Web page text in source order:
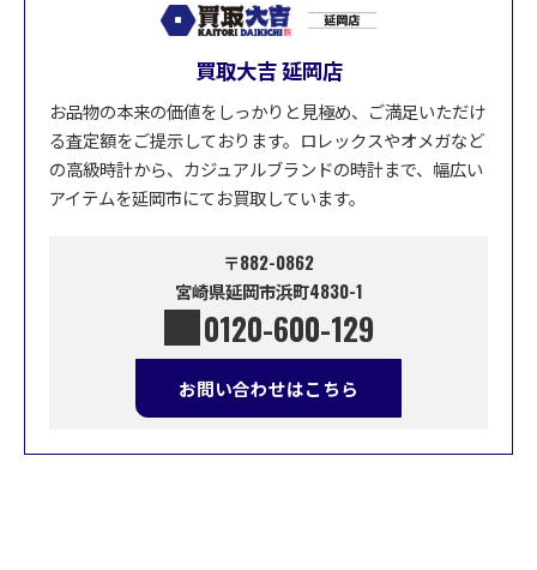
買取大吉 延岡店
お品物の本来の価値をしっかりと見極め、ご満足いただけ
る査定額をご提示しております。ロレックスやオメガなど
の高級時計から、カジュアルブランドの時計まで、幅広い
アイテムを延岡市にてお買取しています。
〒882-0862
宮崎県延岡市浜町4830-1
0120-600-129
お問い合わせはこちら